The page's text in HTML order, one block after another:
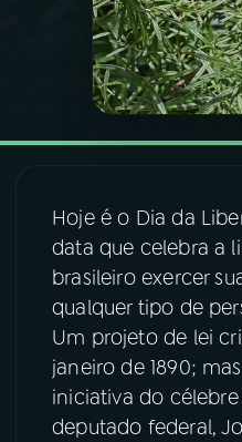
PODCASTS
VIDEOCASTS
08FESTIVAL DE
ACOMPANHE A RÁDIO
YouTube
Instagram
Hoje é o Dia da
data que celebra a
brasileiro exercer
qualquer tipo de
Um projeto de lei
janeiro de 1890;
iniciativa do
deputado federal,